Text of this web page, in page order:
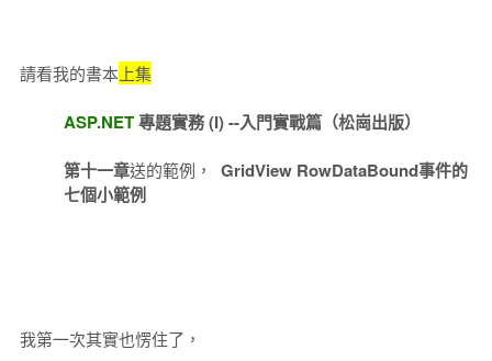
請看我的書本上集
ASP.NET專題實務 (I) --入門實戰篇（松崗出版）
第十一章送的範例， GridView RowDataBound事件的
七個小範例
我第一次其實也愣住了，